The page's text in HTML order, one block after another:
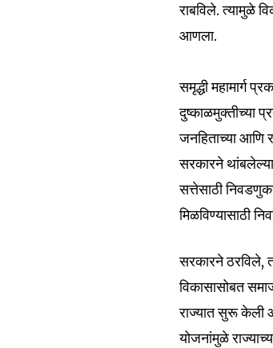
To subscribe,
the subscribe
राबविले. त्यामुळे
आणला.
समृद्धी महामार्ग
दुष्काळमुक्तीच्या
जनहिताच्या आणि
सरकारने
सत्तेसाठी
मिळविण्यासाठी
सरकारने ठरविले,
विकासासोबत
राज्यात सुरू केली
योजनांमुळे